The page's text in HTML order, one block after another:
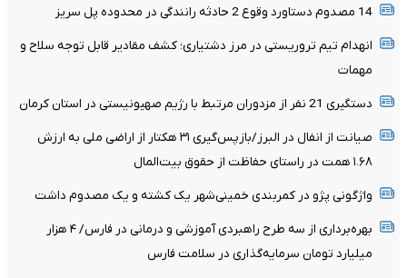
14 مصدوم دستاورد وقوع 2 حادثه رانندگی در محدوده پل سریز
انهدام تیم تروریستی در مرز دشتیاری؛ کشف مقادیر قابل توجه سلاح و
مهمات
دستگیری 21 نفر از مزدوران مرتبط با رژیم صهیونیستی در استان کرمان
صیانت از انفال در البرز/بازپس‌گیری ۳۱ هکتار از اراضی ملی به ارزش
۱.۶۸ همت در راستای حفاظت از حقوق بیت‌المال
واژگونی پژو در کمربندی خمینی‌شهر یک کشته و یک مصدوم داشت
بهره‌برداری از سه طرح راهبردی آموزشی و درمانی در فارس/ ۴ هزار
میلیارد تومان سرمایه‌گذاری در سلامت فارس